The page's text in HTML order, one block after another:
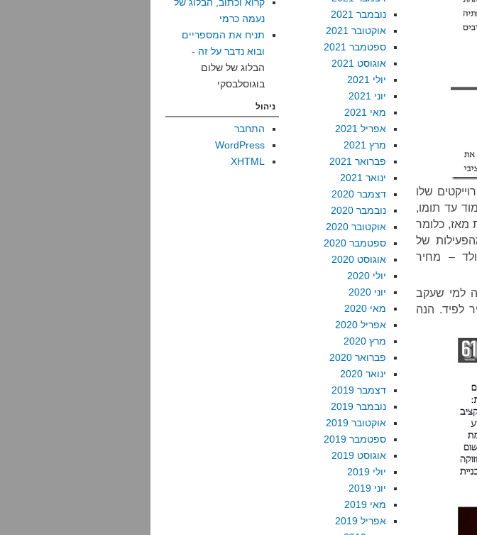
שלו
עד תומו,
פעיל בעקביות מאז, כלומר
של
מולד – מחיר
תיראה למי שעקב
לפיד. הנה
נובמבר 2021
אוקטובר 2021
ספטמבר 2021
אוגוסט 2021
יולי 2021
יוני 2021
מאי 2021
אפריל 2021
מרץ 2021
פברואר 2021
ינואר 2021
דצמבר 2020
נובמבר 2020
אוקטובר 2020
ספטמבר 2020
אוגוסט 2020
יולי 2020
יוני 2020
מאי 2020
אפריל 2020
מרץ 2020
פברואר 2020
ינואר 2020
דצמבר 2019
נובמבר 2019
אוקטובר 2019
ספטמבר 2019
אוגוסט 2019
יולי 2019
יוני 2019
מאי 2019
אפריל 2019
נעמה כרמי
תניח את המספריים
ובוא נדבר על זה -
הבלוג של שלום
בוגוסלבסקי
ניהול
התחבר
WordPress
XHTML